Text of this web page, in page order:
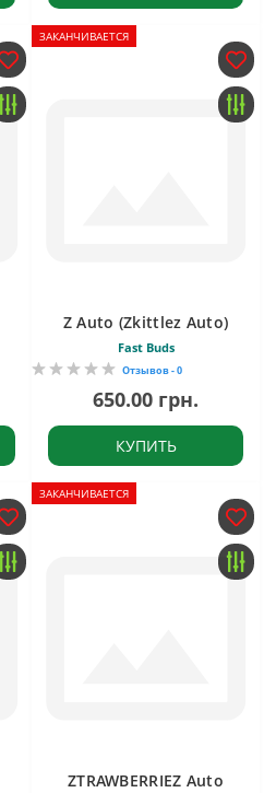
ЗАКАНЧИВАЕТСЯ
Z Auto (Zkittlez Auto)
Fast Buds
Отзывов - 0
650.00 грн.
КУПИТЬ
ЗАКАНЧИВАЕТСЯ
ZTRAWBERRIEZ Auto